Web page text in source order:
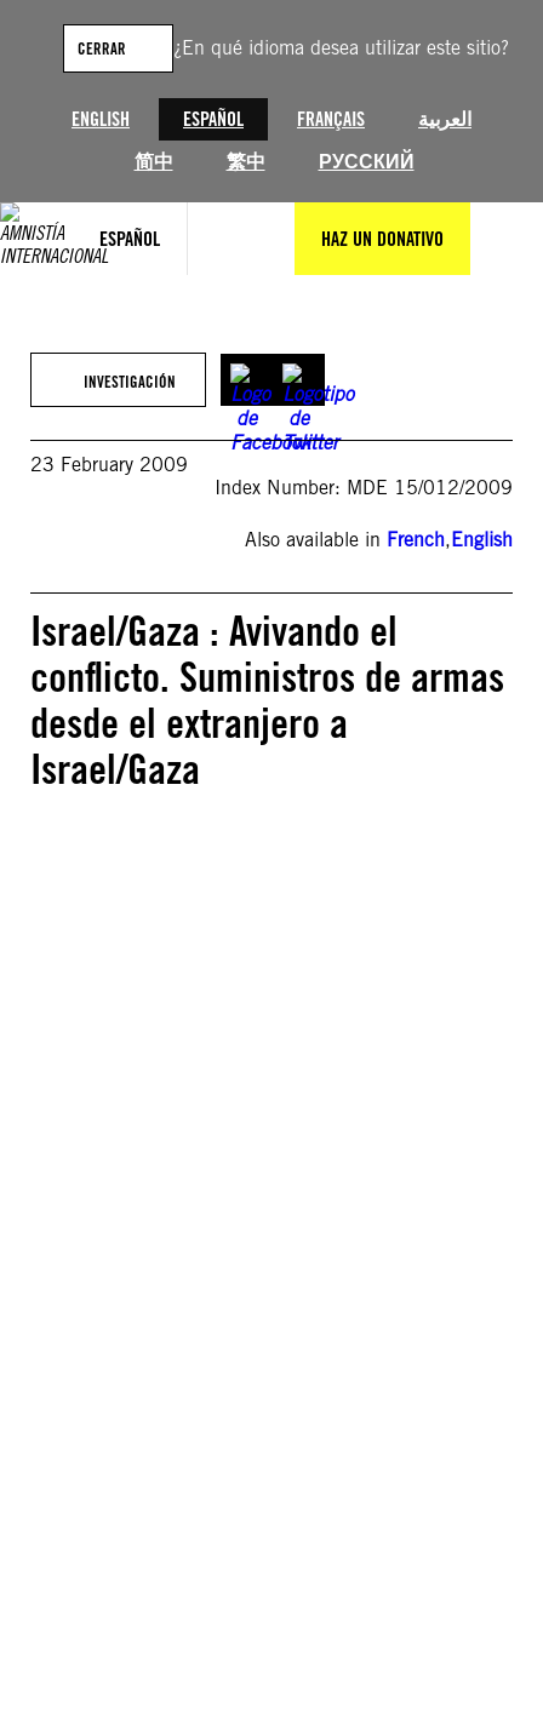
¿En qué idioma desea utilizar este sitio?
ENGLISH ESPAÑOL FRANÇAIS
العربية
简中
繁中 РУССКИЙ
CERRAR
ESPAÑOL HAZ UN DONATIVO
contenido
INVESTIGACIÓN
23 February 2009
Index Number: MDE 15/012/2009
Also available in French,English
Israel/Gaza : Avivando el
conflicto. Suministros de armas
desde el extranjero a
Israel/Gaza